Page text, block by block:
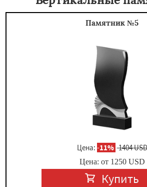
Памятник №5
Цена: -11% 1404 USD
Цена: от 1250USD
Купить